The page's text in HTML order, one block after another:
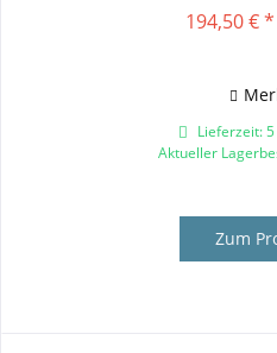
194,50 € *
Lieferzeit:
Aktueller
Zum